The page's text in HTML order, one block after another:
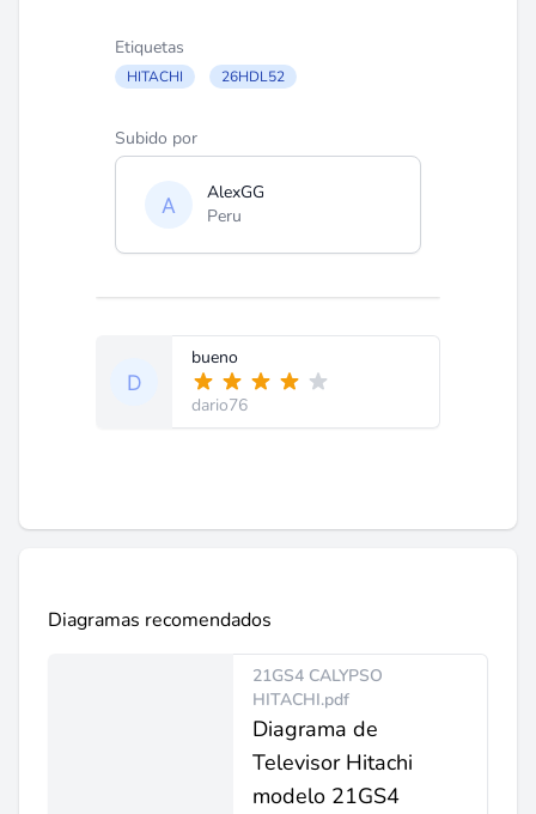
Etiquetas
HITACHI 26HDL52
Subido por
AlexGG
Peru
bueno
dario76
Diagramas recomendados
21GS4 CALYPSO
HITACHI.pdf
Diagrama de
Televisor Hitachi
modelo 21GS4